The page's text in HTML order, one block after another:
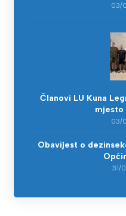
03/
Članovi LU Kuna
mjesto
03/
Obavijest o
31/